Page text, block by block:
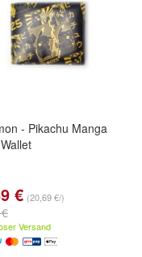
- Pikachu Manga
€ (20,69 €/)
Versand